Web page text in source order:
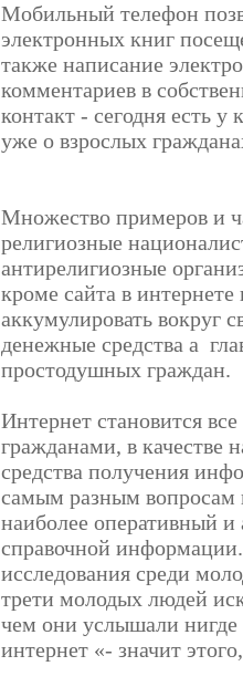
Мобильный телефон
электронных книг
также написание
комментариев в
контакт - сегодня есть
уже о взрослых
Множество примеров и
религиозные
антирелигиозные
кроме сайта в
аккумулировать вокруг
денежные средства а
простодушных граждан.
Интернет становится
гражданами, в качестве
средства получения
самым разным вопросам
наиболее оперативный и
справочной
исследования среди
трети молодых людей
чем они услышали нигде
интернет «- значит